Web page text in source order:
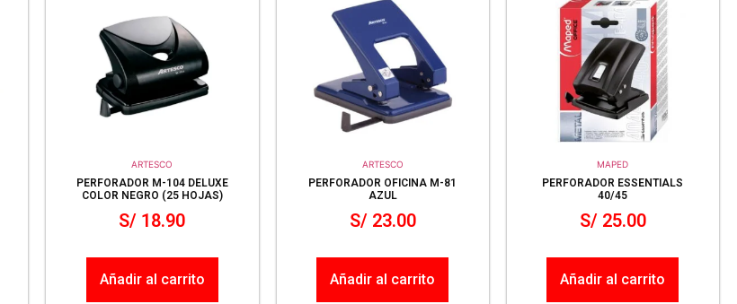
ARTESCO
PERFORADOR M-104 DELUXE
COLOR NEGRO (25 HOJAS)
S/ 18.90
Añadir al carrito
ARTESCO
PERFORADOR OFICINA M-81
AZUL
S/23.00
Añadir al carrito
MAPED
PERFORADOR ESSENTIALS
40/45
S/25.00
Añadir al carrito